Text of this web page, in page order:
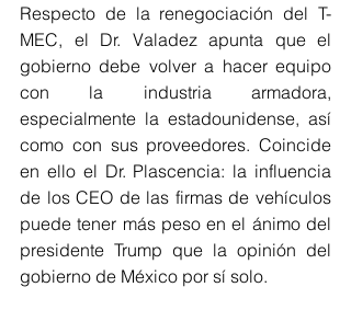
Respecto de la renegociación del T-
MEC, el Dr. Valadez apunta que el
gobierno debe volver a hacer equipo
con la industria armadora,
especialmente la estadounidense, así
como con sus proveedores. Coincide
en ello el Dr. Plascencia: la influencia
de los CEO de las firmas de vehículos
puede tener más peso en el ánimo del
presidente Trump que la opinión del
gobierno de México por sí solo.